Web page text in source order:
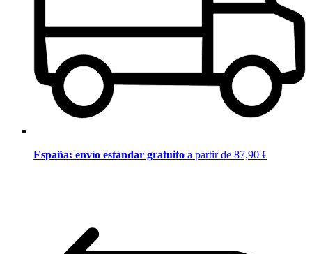
España: envío estándar gratuito a partir de 87,90 €